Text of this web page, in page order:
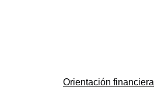
Orientación financiera